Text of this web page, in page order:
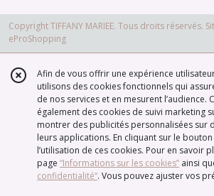
Copyright TIFFANY MARIEE. Tous droits réservés.
eProShopping
Afin de vous offrir une expérience
utilisons des cookies fonctionnels qui
de nos services et en mesurent l’audience.
également des cookies de suivi marketing
montrer des publicités personnalisées sur
leurs applications. En cliquant sur le bouton
l’utilisation de ces cookies. Pour en savoir
page “Informations sur les cookies” ainsi
confidentialité“. Vous pouvez ajuster vos